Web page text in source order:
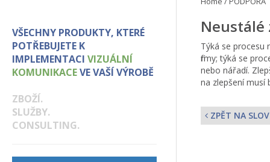
VŠECHNY PRODUKTY, KTERÉ
POTŘEBUJETE K
IMPLEMENTACI VIZUÁLNÍ
KOMUNIKACEVE VAŠÍ VÝROBĚ
ZBOŽÍ.
SLUŽBY.
CONSULTING.
Neustálé
Týká se procesu
firmy; týká se
nebo nářadí.
na zlepšení musí
ZPĚT NA